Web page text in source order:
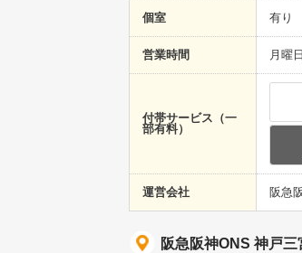
個室 有り
営業時間 月曜
付帯サービス（一
部有料）
運営会社 阪急
阪急阪神ONS 神戸三